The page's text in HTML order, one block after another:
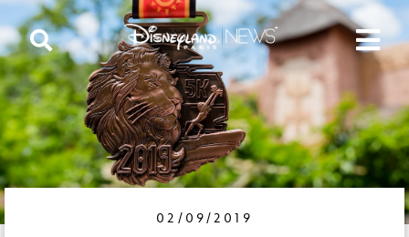
02/09/2019